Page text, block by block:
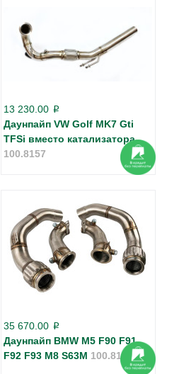
13 230.00 p
Даунпайп VW Golf MK7 Gti
TFSi вместо катализатора
100.8157
35 670.00 p
Даунпайп BMW М5 F90 F91
F92 F93 M8 S63M 100.8183